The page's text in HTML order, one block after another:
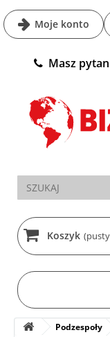
Moje konto
Masz
Koszyk
Podzespoły